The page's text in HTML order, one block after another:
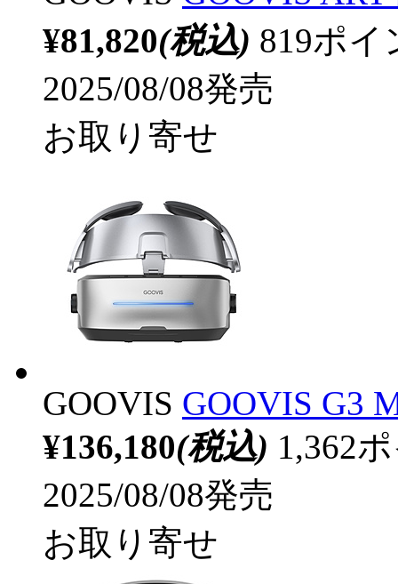
¥81,820(税込) 819ポ
2025/08/08発売
お取り寄せ
GOOVIS GOOVIS G3
¥136,180(税込) 1,362
2025/08/08発売
お取り寄せ